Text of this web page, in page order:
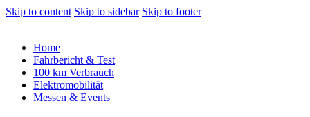
Skip to content Skip to sidebar Skip to footer
Home
Fahrbericht & Test
100 km Verbrauch
Elektromobilität
Messen & Events